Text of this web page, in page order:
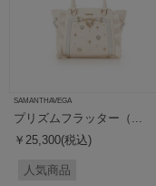
SAMANTHAVEGA
プリズムフラッター（...
￥25,300(税込)
人気商品